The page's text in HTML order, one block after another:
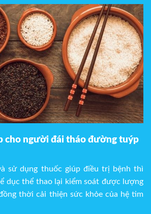
cho người đái tháo đường tuýp
sử dụng thuốc giúp điều trị bệnh thì
dục thể thao lại kiểm soát được lượng
thời cải thiện sức khỏe của hệ tim